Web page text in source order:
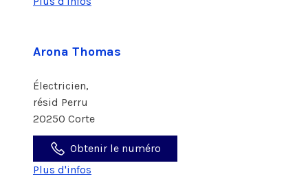
Arona Thomas
Électricien,
résid Perru
20250 Corte
Obtenir le numéro
Plus d'infos